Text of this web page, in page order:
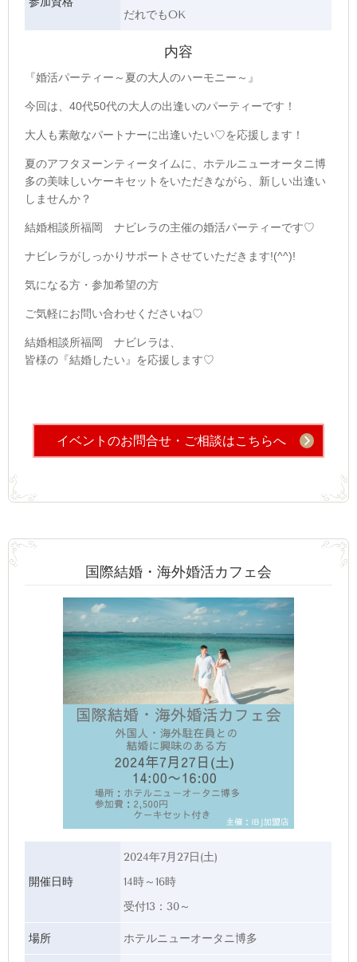
だれでもOK
内容
『婚活パーティー～夏の大人のハーモニー～』
今回は、40代50代の大人の出逢いのパーティーです！
大人も素敵なパートナーに出逢いたい♡を応援します！
夏のアフタヌーンティータイムに、ホテルニューオータニ博
多の美味しいケーキセットをいただきながら、新しい出逢い
しませんか？
結婚相談所福岡 ナビレラの主催の婚活パーティーです♡
ナビレラがしっかりサポートさせていただきます!(^^)!
気になる方・参加希望の方
ご気軽にお問い合わせくださいね♡
結婚相談所福岡 ナビレラは、
皆様の『結婚したい』を応援します♡
イベントのお問合せ・ご相談はこちらへ
国際結婚・海外婚活カフェ会
開催日時
2024年7月27日(土)
14時～16時
受付13：30～
場所 ホテルニューオータニ博多